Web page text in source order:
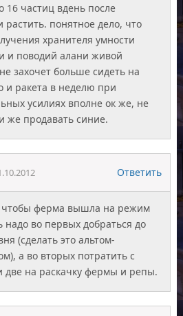
16 частиц вдень после
растить. понятное дело, что
хранителя умности
и поводий алани живой
захочет больше сидеть на
и ракета в неделю при
усилиях вполне ок же, не
же продавать синие.
Ответить
чтобы ферма вышла на режим
надо во первых добраться до
(сделать это альтом-
а во вторых потратить с
две на раскачку фермы и репы.